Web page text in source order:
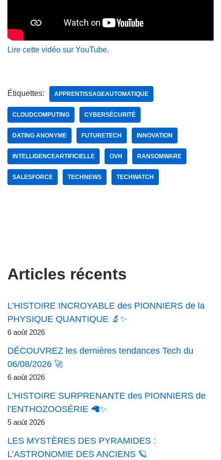
Lire cette vidéo sur YouTube.
Étiquettes: APPRENTISSAGEAUTOMATIQUE
CLOUDCOMPUTING CYBERSÉCURITÉ
DATING ANONYME FUTURETECH INNOVATION
INTELLIGENCEARTIFICIELLE OVH RANSOMWARE
SALESFORCE TECHNEWS TECHWATCH
Articles récents
L’HISTOIRE INCROYABLE des PIONNIERS de la
PHYSIQUE QUANTIQUE 🔬✨
6 août 2026
DÉCOUVREZ les dernières tendances Tech du
06/08/2026 🚀
6 août 2026
L’HISTOIRE SURPRENANTE des PIONNIERS de
l’ENTHOZOOSÉRIE 🦙✨
5 août 2026
LES MYSTÈRES DES PYRAMIDES :
L’ASTRONOMIE DES ANCIENS 🪐